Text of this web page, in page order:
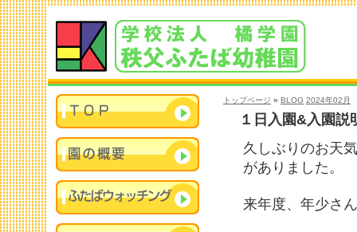
トップページ » BLOG 2024年02月
１日入園&入園説
久しぶりのお天
がありました。
来年度、年少さ